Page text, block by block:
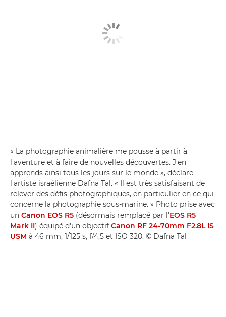
« La photographie animalière me pousse à partir à
l'aventure et à faire de nouvelles découvertes. J'en
apprends ainsi tous les jours sur le monde », déclare
l'artiste israélienne Dafna Tal. « Il est très satisfaisant de
relever des défis photographiques, en particulier en ce qui
concerne la photographie sous-marine. » Photo prise avec
un Canon EOS R5 (désormais remplacé par l'EOS R5
Mark II) équipé d'un objectif Canon RF 24-70mm F2.8L IS
USM à 46 mm, 1/125 s, f/4,5 et ISO 320. © Dafna Tal